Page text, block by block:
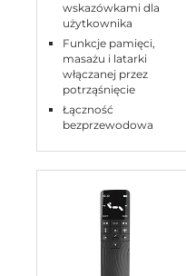
wskazówkami dla
użytkownika
Funkcje pamięci,
masażu i latarki
włączanej przez
potrząśnięcie
Łączność
bezprzewodowa